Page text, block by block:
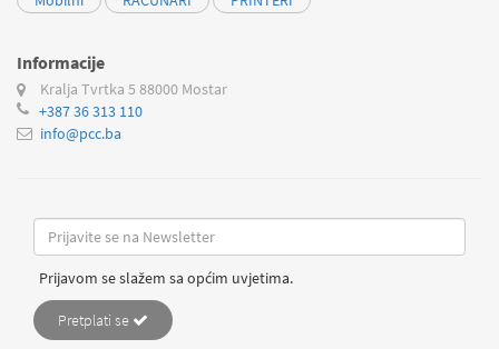
Informacije
Kralja Tvrtka 5 88000 Mostar
+387 36 313 110
info@pcc.ba
Prijavom se slažem sa općim uvjetima.
Pretplati se